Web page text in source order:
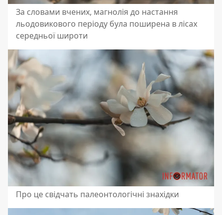
За словами вчених, магнолія до настання
льодовикового періоду була поширена в лісах
середньої широти
Про це свідчать палеонтологічні знахідки